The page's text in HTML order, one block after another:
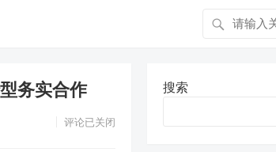
务实合作
评论已关闭
搜索